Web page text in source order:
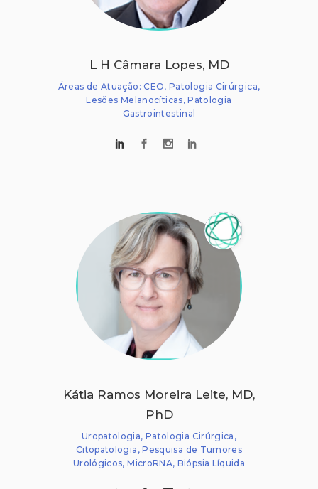
L H Câmara Lopes, MD
Áreas de Atuação: CEO, Patologia Cirúrgica,
Lesões Melanocíticas, Patologia
Gastrointestinal
Kátia Ramos Moreira Leite, MD,
PhD
Uropatologia, Patologia Cirúrgica,
Citopatologia, Pesquisa de Tumores
Urológicos, MicroRNA, Biópsia Líquida